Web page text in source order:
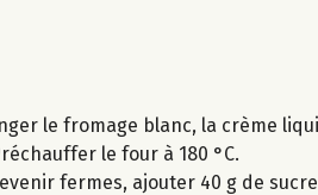
le fromage blanc, la crème
le four à 180 °C.
fermes, ajouter 40 g de